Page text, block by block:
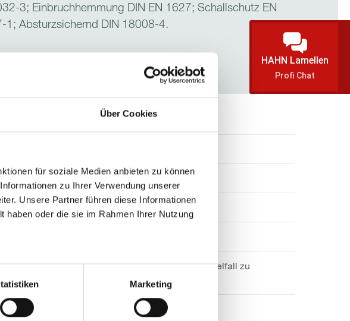
Über Cookies
für soziale Medien anbieten zu können
zu Ihrer Verwendung unserer
Unsere Partner führen diese Informationen
haben oder die sie im Rahmen Ihrer Nutzung
Marketing
HAHN Lamellen
Profi Chat
3; Einbruchhemmung DIN EN 1627; Schallschutz EN
1; Absturzsichernd DIN 18008-4.
thermisch getrennt
mm, max. 2500 mm
mm, max. 449 mm [>400mm statisch im Einzelfall zu